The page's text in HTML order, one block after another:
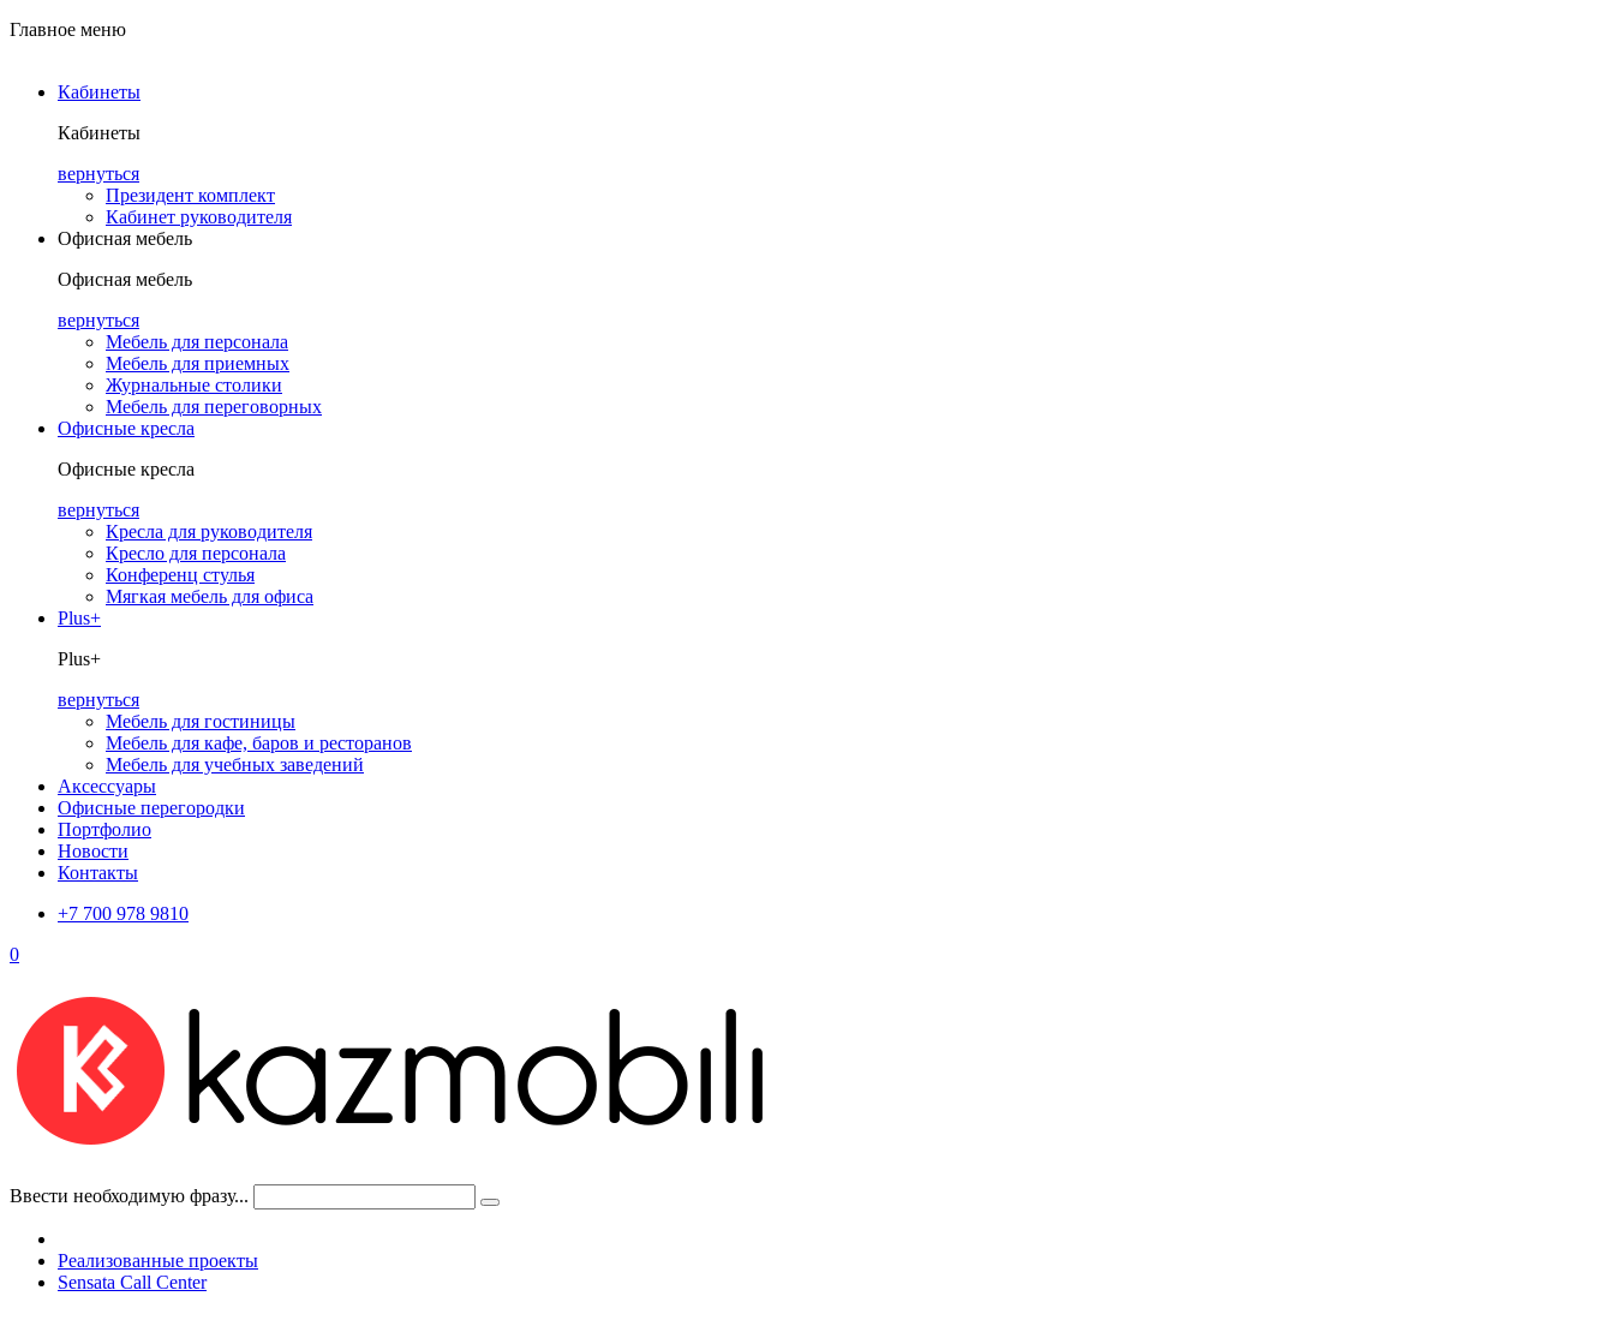
Главное меню
Кабинеты
Кабинеты
вернуться
Президент комплект
Кабинет руководителя
Офисная мебель
Офисная мебель
вернуться
Мебель для персонала
Мебель для приемных
Журнальные столики
Мебель для переговорных
Офисные кресла
Офисные кресла
вернуться
Кресла для руководителя
Кресло для персонала
Конференц стулья
Мягкая мебель для офиса
Plus+
Plus+
вернуться
Мебель для гостиницы
Мебель для кафе, баров и ресторанов
Мебель для учебных заведений
Аксессуары
Офисные перегородки
Портфолио
Новости
Контакты
+7 700 978 9810
0
Ввести необходимую фразу...
Реализованные проекты
Sensata Call Center